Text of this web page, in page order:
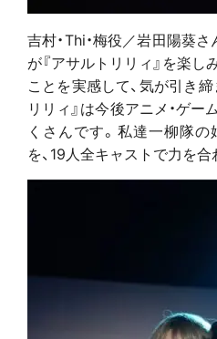
吉村・Thi・梅役／岩田陽葵
が『アサルトリリィ』を楽
ことを実感して、気が引き
リリィ』は今後アニメ・ゲ
くさんです。私達一柳隊
を、19人全キャストで力を合